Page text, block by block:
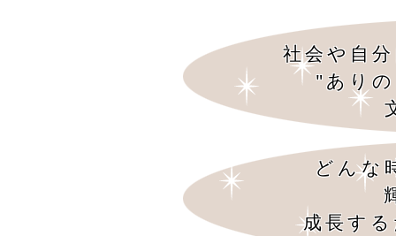
社会や自
"あり
どんな
成長す